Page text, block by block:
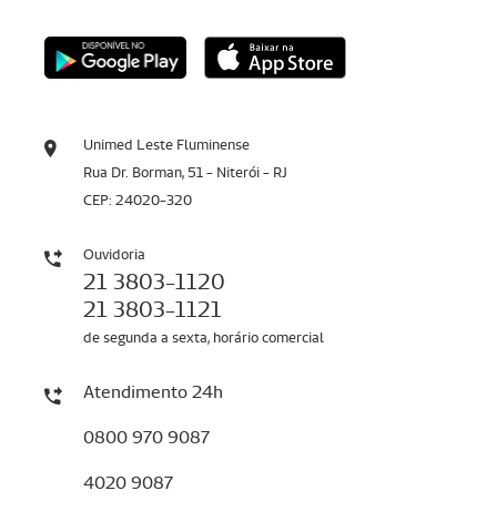
Unimed Leste Fluminense
Rua Dr. Borman, 51 - Niterói - RJ
CEP: 24020-320
Ouvidoria
21 3803-1120
21 3803-1121
de segunda a sexta, horário comercial
Atendimento 24h
0800 970 9087
4020 9087